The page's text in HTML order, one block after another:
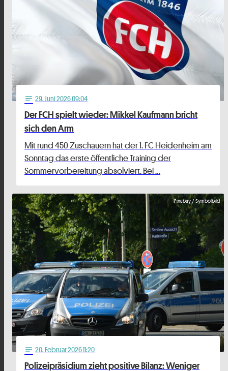
notes 29. Juni 2026 09:04
Der FCH spielt wieder: Mikkel Kaufmann bricht
sich den Arm
Mit rund 450 Zuschauern hat der 1. FC Heidenheim am
Sonntag das erste öffentliche Training der
Sommervorbereitung absolviert. Bei …
Pixabay / Symbolbild
notes 20. Februar 2026 11:20
Polizeipräsidium zieht positive Bilanz: Weniger